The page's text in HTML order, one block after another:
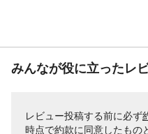
みんなが役に立ったレ
レビュー投稿する前に必ず
時点で約款に同意したもの